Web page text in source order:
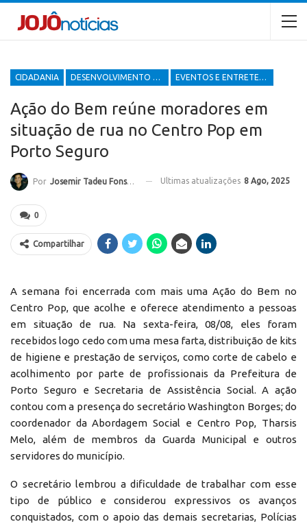
CIDADANIA DESENVOLVIMENTO ECONÔMICO E SOCIAL EVENTOS E ENTRETENIMENTOS
Ação do Bem reúne moradores em
situação de rua no Centro Pop em
Porto Seguro
Por Josemir Tadeu Fonseca Ultimas atualizações 8 Ago, 2025
0
Compartilhar
A semana foi encerrada com mais uma Ação do Bem no
Centro Pop, que acolhe e oferece atendimento a pessoas
em situação de rua. Na sexta-feira, 08/08, eles foram
recebidos logo cedo com uma mesa farta, distribuição de kits
de higiene e prestação de serviços, como corte de cabelo e
acolhimento por parte de profissionais da Prefeitura de
Porto Seguro e Secretaria de Assistência Social. A ação
contou com a presença do secretário Washington Borges; do
coordenador da Abordagem Social e Centro Pop, Tharsis
Melo, além de membros da Guarda Municipal e outros
servidores do município.
O secretário lembrou a dificuldade de trabalhar com esse
tipo de público e considerou expressivos os avanços
conquistados, com o apoio das demais secretarias, Polícias